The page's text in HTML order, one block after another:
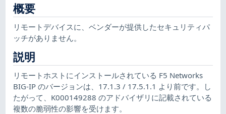
概要
リモートデバイスに、ベンダーが提供したセキュリティパ
ッチがありません。
説明
リモートホストにインストールされている F5 Networks
BIG-IP のバージョンは、17.1.3 / 17.5.1.1 より前です。し
たがって、K000149288 のアドバイザリに記載されている
複数の脆弱性の影響を受けます。